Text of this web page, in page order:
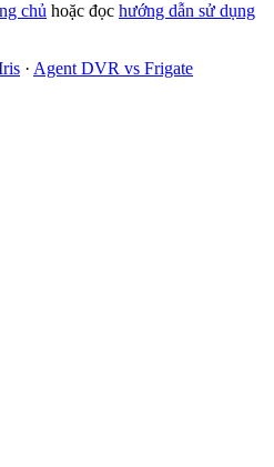
chủ hoặc đọc hướng dẫn sử dụng
· Agent DVR vs Frigate